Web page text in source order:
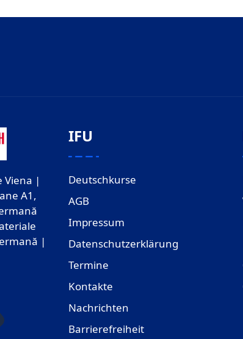
Viena |
A1,
|
IFU
Deutschkurse
AGB
Impressum
Datenschutzerklärung
Termine
Kontakte
Nachrichten
Barrierefreiheit